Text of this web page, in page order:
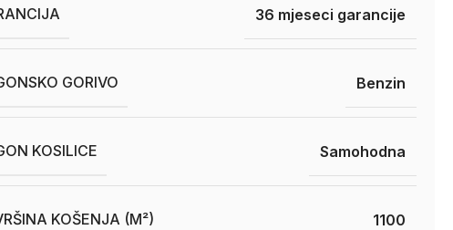
36 mjeseci garancije
GORIVO Benzin
KOSILICE Samohodna
KOŠENJA (M²) 1100